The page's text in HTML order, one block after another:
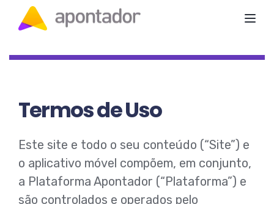
Termos de Uso
Este site e todo o seu conteúdo (“Site”) e
o aplicativo móvel compõem, em conjunto,
a Plataforma Apontador (“Plataforma”) e
são controlados e operados pelo